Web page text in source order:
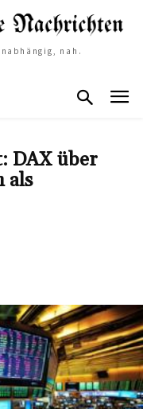
nah.
DAX über
als